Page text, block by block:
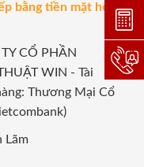
bằng tiền mặt hoặc
CỔ PHẦN
WIN - Tài
Thương Mại Cổ
Lãm
Dự